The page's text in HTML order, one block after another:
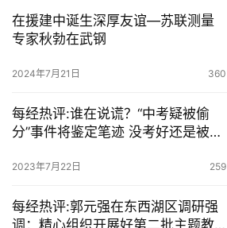
于
我
们
务
导
在援建中诞生深厚友谊—苏联测量
专家秋勃在武钢
2024年7月21日 360
每经热评:谁在说谎？“中考疑被偷
分”事件将鉴定笔迹 没考好还是被偷
2023年7月22日 259
每经热评:郭元强在东西湖区调研强